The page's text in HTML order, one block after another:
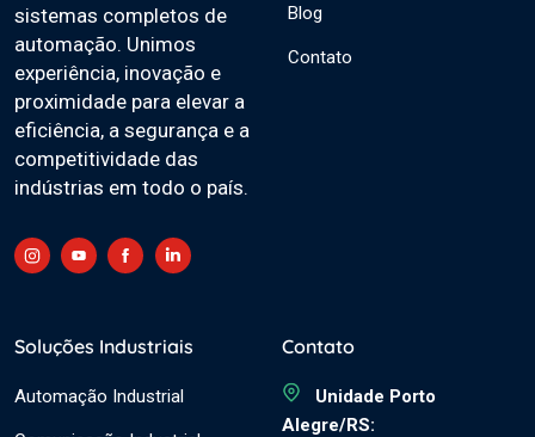
sistemas completos de
automação. Unimos
experiência, inovação e
proximidade para elevar a
eficiência, a segurança e a
competitividade das
indústrias em todo o país.
Blog
Contato
Soluções Industriais
Automação Industrial
Contato
Unidade Porto
Alegre/RS: